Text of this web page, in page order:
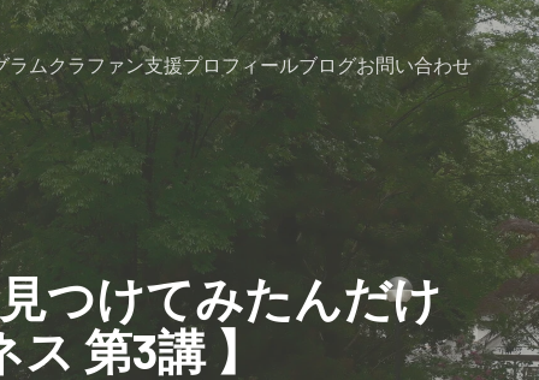
ラムクラファン支援プロフィールブログお問い合わせ
つけてみたんだけ
第3講 】